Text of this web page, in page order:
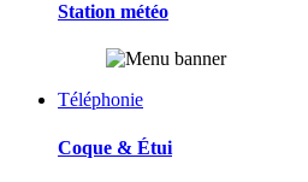
Station météo
Téléphonie
Coque & Étui